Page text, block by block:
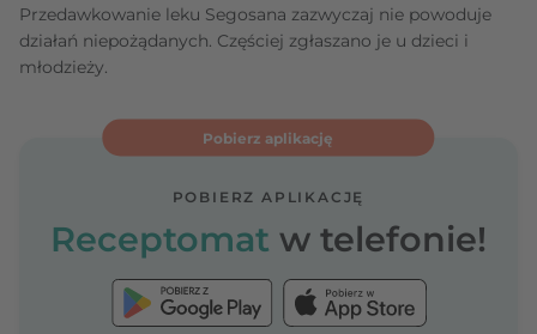
Przedawkowanie leku Segosana zazwyczaj nie powoduje
działań niepożądanych. Częściej zgłaszano je u dzieci i
młodzieży.
Pobierz aplikację
POBIERZ APLIKACJĘ
Receptomat w telefonie!